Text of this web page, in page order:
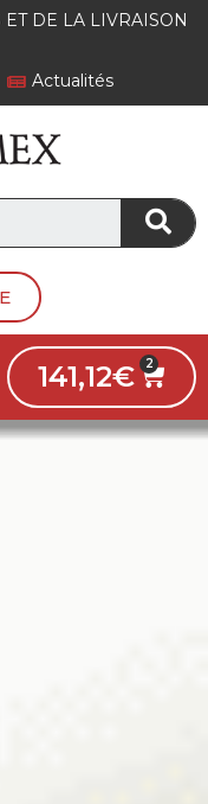
DE LA LIVRAISON
Actualités
141,12€